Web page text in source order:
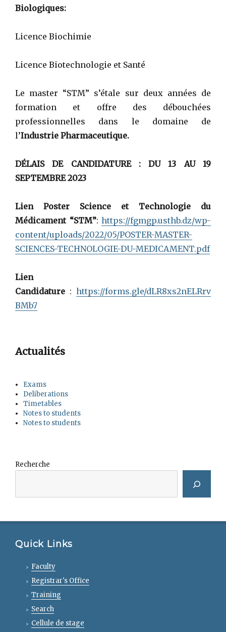
Biologiques:
Licence Biochimie
Licence Biotechnologie et Santé
Le master “STM” s’étale sur deux années de
formation et offre des débouchées
professionnelles dans le domaine de
l’Industrie Pharmaceutique.
DÉLAIS DE CANDIDATURE : DU 13 AU 19
SEPTEMBRE 2023
Lien Poster Science et Technologie du
Médicament “STM”: https://fgmgp.usthb.dz/wp-
content/uploads/2022/05/POSTER-MASTER-
SCIENCES-TECHNOLOGIE-DU-MEDICAMENT.pdf
Lien
Candidature : https://forms.gle/dLR8xs2nELRrv
BMb7
Actualités
Exams
Deliberations
Timetables
Notes to students
Notes to students
Recherche
Quick Links
Faculty
Registrar's Office
Training
Search
Cellule de stage